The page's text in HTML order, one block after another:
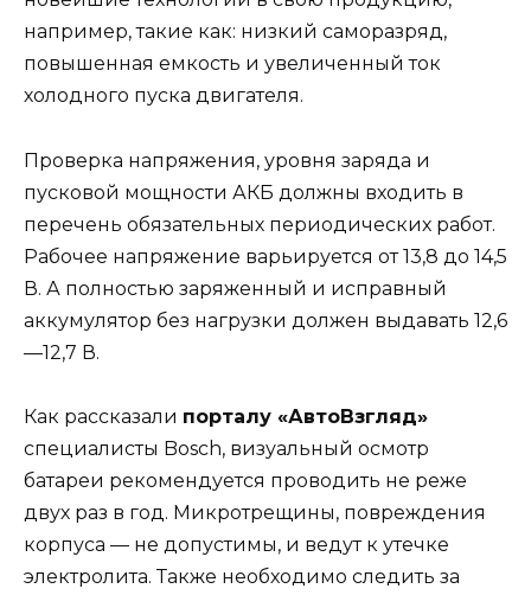
например, такие как: низкий саморазряд,
повышенная емкость и увеличенный ток
холодного пуска двигателя.
Проверка напряжения, уровня заряда и
пусковой мощности АКБ должны входить в
перечень обязательных периодических работ.
Рабочее напряжение варьируется от 13,8 до 14,5
В. А полностью заряженный и исправный
аккумулятор без нагрузки должен выдавать 12,6
—12,7 В.
Как рассказали порталу «АвтоВзгляд»
специалисты Bosch, визуальный осмотр
батареи рекомендуется проводить не реже
двух раз в год. Микротрещины, повреждения
корпуса — не допустимы, и ведут к утечке
электролита. Также необходимо следить за